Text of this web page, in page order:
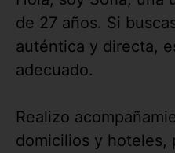
de 27 años. Si
auténtica y directa,
adecuado.
Realizo
domicilios y hoteles,